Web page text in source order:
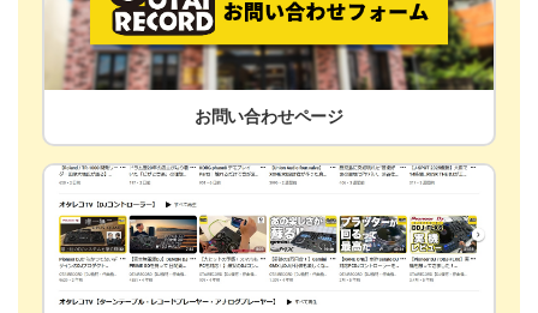
お問い合わせページ